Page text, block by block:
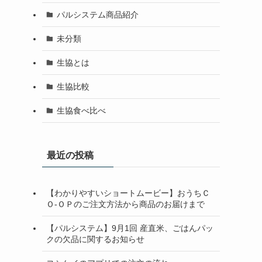
パルシステム商品紹介
未分類
生協とは
生協比較
生協食べ比べ
最近の投稿
【わかりやすいショートムービー】おうちＣ
Ｏ-ＯＰのご注文方法から商品のお届けまで
【パルシステム】9月1回 産直米、ごはんパッ
クの欠品に関するお知らせ